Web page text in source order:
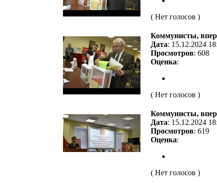
( Нет голосов )
Коммунисты,
Дата: 15.12.2024
Просмотров: 608
Оценка:
( Нет голосов )
Коммунисты,
Дата: 15.12.2024
Просмотров: 619
Оценка:
( Нет голосов )